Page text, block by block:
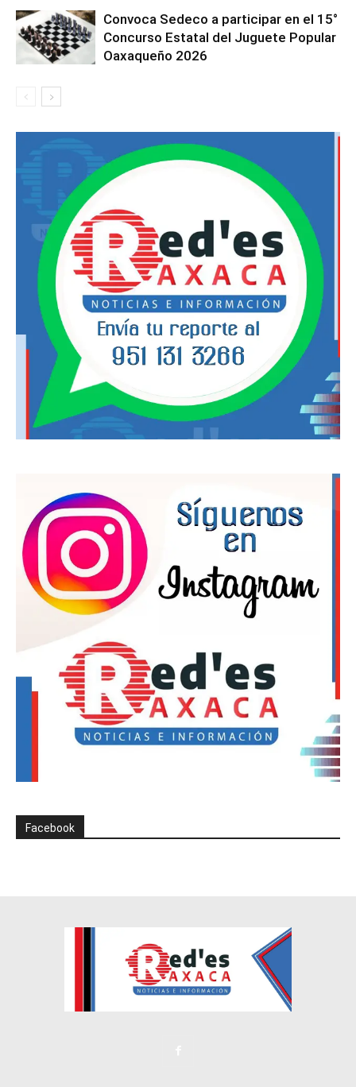
Convoca Sedeco a participar en el 15°
Concurso Estatal del Juguete Popular
Oaxaqueño 2026
Facebook